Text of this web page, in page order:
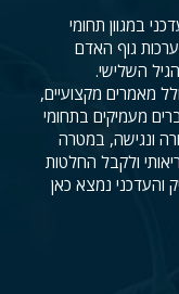
במגוון תחומי
גוף האדם
השלישי.
מאמרים מקצועיים,
מעמיקים בתחומי
ונגישה, במטרה
ולקבל החלטות
והעדכני נמצא כאן